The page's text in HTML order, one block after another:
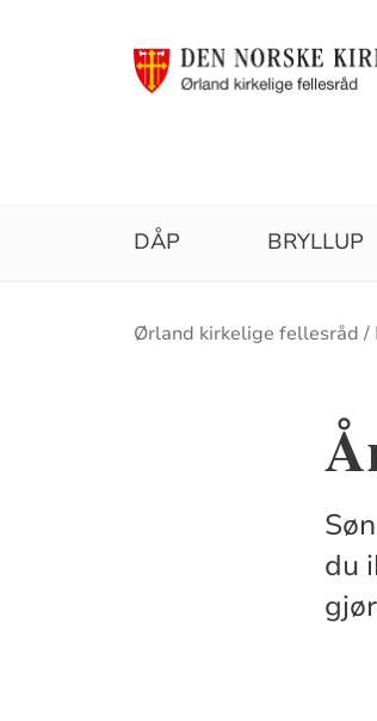
DÅP BRYLLUP
Ørland kirkelige fellesråd
du